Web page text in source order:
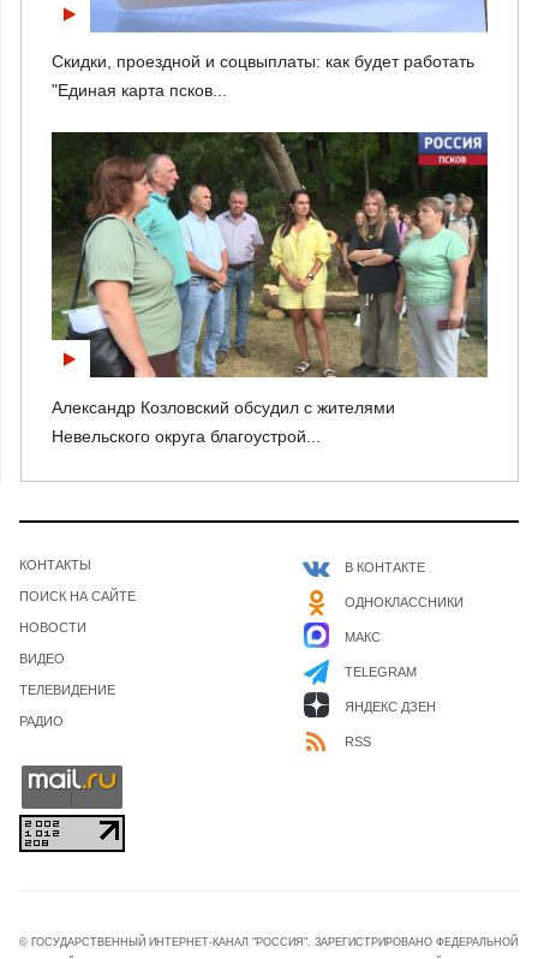
Скидки, проездной и соцвыплаты: как будет работать
"Единая карта псков...
Александр Козловский обсудил с жителями
Невельского округа благоустрой...
КОНТАКТЫ
ПОИСК НА САЙТЕ
НОВОСТИ
ВИДЕО
ТЕЛЕВИДЕНИЕ
РАДИО
В КОНТАКТЕ
ОДНОКЛАССНИКИ
МАКС
TELEGRAM
ЯНДЕКС ДЗЕН
RSS
© ГОСУДАРСТВЕННЫЙ ИНТЕРНЕТ-КАНАЛ "РОССИЯ". ЗАРЕГИСТРИРОВАНО ФЕДЕРАЛЬНОЙ